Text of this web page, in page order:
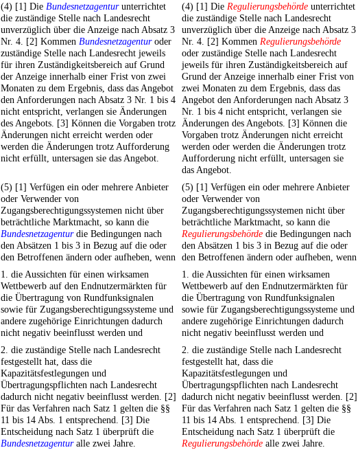
(4) [1] Die Bundesnetzagenturunterrichtet
die zuständige Stelle nach Landesrecht
unverzüglich über die Anzeige nach Absatz 3
Nr. 4. [2] Kommen Bundesnetzagenturoder
zuständige Stelle nach Landesrecht jeweils
für ihren Zuständigkeitsbereich auf Grund
der Anzeige innerhalb einer Frist von zwei
Monaten zu dem Ergebnis, dass das Angebot
den Anforderungen nach Absatz 3 Nr. 1 bis 4
nicht entspricht, verlangen sie Änderungen
des Angebots. [3] Können die Vorgaben trotz
Änderungen nicht erreicht werden oder
werden die Änderungen trotz Aufforderung
nicht erfüllt, untersagen sie das Angebot.
(4) [1] Die Regulierungsbehörde unterrichtet
die zuständige Stelle nach Landesrecht
unverzüglich über die Anzeige nach Absatz 3
Nr. 4. [2] Kommen Regulierungsbehörde
oder zuständige Stelle nach Landesrecht
jeweils für ihren Zuständigkeitsbereich auf
Grund der Anzeige innerhalb einer Frist von
zwei Monaten zu dem Ergebnis, dass das
Angebot den Anforderungen nach Absatz 3
Nr. 1 bis 4 nicht entspricht, verlangen sie
Änderungen des Angebots. [3] Können die
Vorgaben trotz Änderungen nicht erreicht
werden oder werden die Änderungen trotz
Aufforderung nicht erfüllt, untersagen sie
das Angebot.
(5) [1] Verfügen ein oder mehrere Anbieter
oder Verwender von
Zugangsberechtigungssystemen nicht über
beträchtliche Marktmacht, so kann die
Bundesnetzagenturdie Bedingungen nach
den Absätzen 1 bis 3 in Bezug auf die oder
den Betroffenen ändern oder aufheben, wenn
(5) [1] Verfügen ein oder mehrere Anbieter
oder Verwender von
Zugangsberechtigungssystemen nicht über
beträchtliche Marktmacht, so kann die
Regulierungsbehörde die Bedingungen nach
den Absätzen 1 bis 3 in Bezug auf die oder
den Betroffenen ändern oder aufheben, wenn
1. die Aussichten für einen wirksamen
Wettbewerb auf den Endnutzermärkten für
die Übertragung von Rundfunksignalen
sowie für Zugangsberechtigungssysteme und
andere zugehörige Einrichtungen dadurch
nicht negativ beeinflusst werden und
1. die Aussichten für einen wirksamen
Wettbewerb auf den Endnutzermärkten für
die Übertragung von Rundfunksignalen
sowie für Zugangsberechtigungssysteme und
andere zugehörige Einrichtungen dadurch
nicht negativ beeinflusst werden und
2. die zuständige Stelle nach Landesrecht
festgestellt hat, dass die
Kapazitätsfestlegungen und
Übertragungspflichten nach Landesrecht
dadurch nicht negativ beeinflusst werden. [2]
Für das Verfahren nach Satz 1 gelten die §§
11 bis 14 Abs. 1 entsprechend. [3] Die
Entscheidung nach Satz 1 überprüft die
Bundesnetzagenturalle zwei Jahre.
2. die zuständige Stelle nach Landesrecht
festgestellt hat, dass die
Kapazitätsfestlegungen und
Übertragungspflichten nach Landesrecht
dadurch nicht negativ beeinflusst werden. [2]
Für das Verfahren nach Satz 1 gelten die §§
11 bis 14 Abs. 1 entsprechend. [3] Die
Entscheidung nach Satz 1 überprüft die
Regulierungsbehörde alle zwei Jahre.